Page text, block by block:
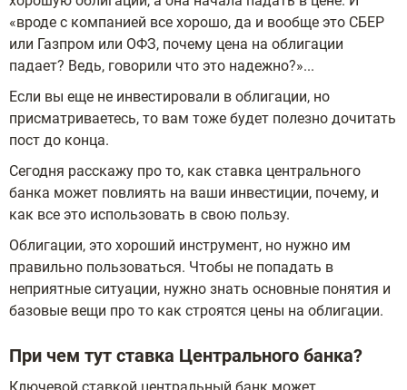
«вроде с компанией все хорошо, да и вообще это СБЕР
или Газпром или ОФЗ, почему цена на облигации
падает? Ведь, говорили что это надежно?»...
Если вы еще не инвестировали в облигации, но
присматриваетесь, то вам тоже будет полезно дочитать
пост до конца.
Сегодня расскажу про то, как ставка центрального
банка может повлиять на ваши инвестиции, почему, и
как все это использовать в свою пользу.
Облигации, это хороший инструмент, но нужно им
правильно пользоваться. Чтобы не попадать в
неприятные ситуации, нужно знать основные понятия и
базовые вещи про то как строятся цены на облигации.
При чем тут ставка Центрального банка?